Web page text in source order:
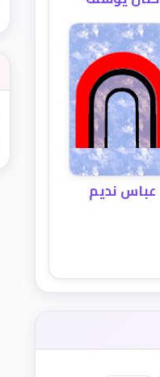
عباس نديم